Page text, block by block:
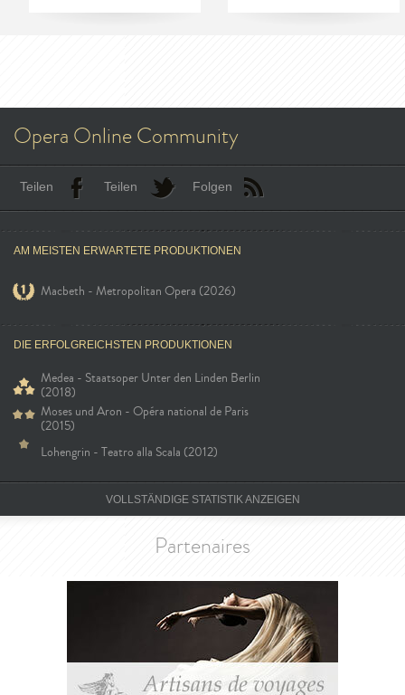
Opera Online Community
Teilen Teilen Folgen
AM MEISTEN ERWARTETE PRODUKTIONEN
Macbeth - Metropolitan Opera (2026)
DIE ERFOLGREICHSTEN PRODUKTIONEN
Medea - Staatsoper Unter den Linden Berlin
(2018)
Moses und Aron - Opéra national de Paris
(2015)
Lohengrin - Teatro alla Scala (2012)
VOLLSTÄNDIGE STATISTIK ANZEIGEN
Partenaires